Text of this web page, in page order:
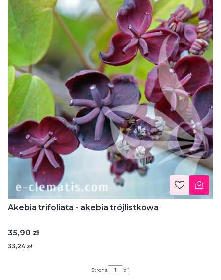
Akebia trifoliata - akebia trójlistkowa
Cena
35,90 zł
33,24 zł
Strona z 1